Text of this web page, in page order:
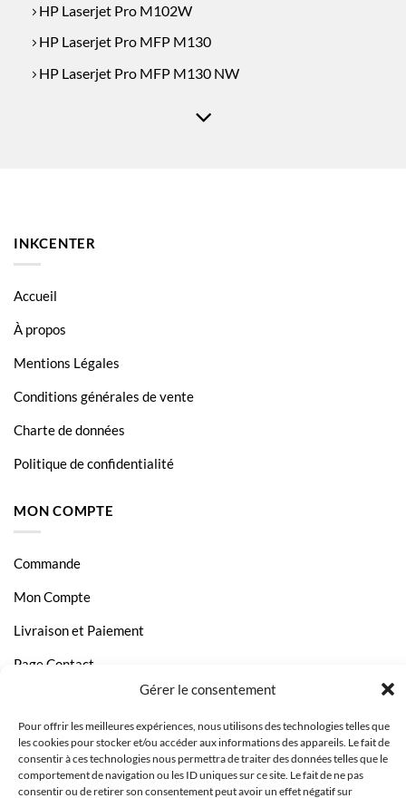
Gérer le consentement
Pour offrir les meilleures expériences, nous utilisons des technologies telles que
les cookies pour stocker et/ou accéder aux informations des appareils. Le fait de
consentir à ces technologies nous permettra de traiter des données telles que le
comportement de navigation ou les ID uniques sur ce site. Le fait de ne pas
consentir ou de retirer son consentement peut avoir un effet négatif sur
HP Laserjet Pro M102W
HP Laserjet Pro MFP M130
HP Laserjet Pro MFP M130 NW
INKCENTER
Accueil
À propos
Mentions Légales
Conditions générales de vente
Charte de données
Politique de confidentialité
MON COMPTE
Commande
Mon Compte
Livraison et Paiement
Page Contact